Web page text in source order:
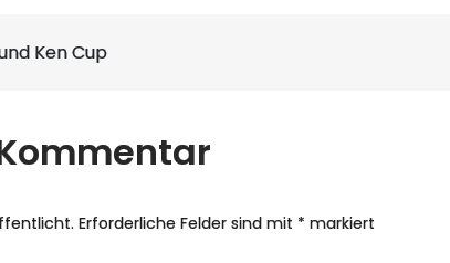
Ken Cup
Erforderliche Felder sind mit * markiert